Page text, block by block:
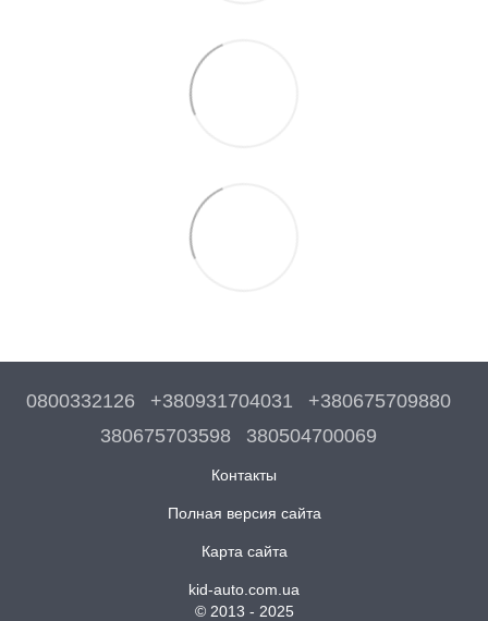
0800332126 +380931704031
+380675709880
380675703598
380504700069
Контакты
Полная версия сайта
Карта сайта
kid-auto.com.ua
© 2013 - 2025